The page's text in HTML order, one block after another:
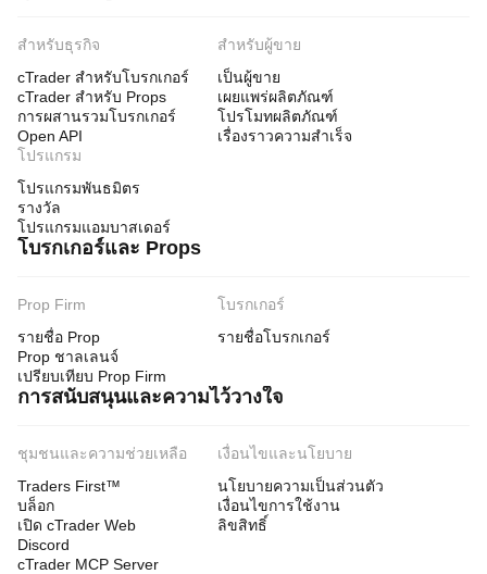
สำหรับธุรกิจ
cTrader สำหรับโบรกเกอร์
cTrader สำหรับ Props
การผสานรวมโบรกเกอร์
Open API
สำหรับผู้ขาย
เป็นผู้ขาย
เผยแพร่ผลิตภัณฑ์
โปรโมทผลิตภัณฑ์
เรื่องราวความสำเร็จ
โปรแกรม
โปรแกรมพันธมิตร
รางวัล
โปรแกรมแอมบาสเดอร์
โบรกเกอร์และ Props
Prop Firm
รายชื่อ Prop
Prop ชาลเลนจ์
เปรียบเทียบ Prop Firm
โบรกเกอร์
รายชื่อโบรกเกอร์
การสนับสนุนและความไว้วางใจ
ชุมชนและความช่วยเหลือ
Traders First™
บล็อก
เปิด cTrader Web
Discord
cTrader MCP Server
เงื่อนไขและนโยบาย
นโยบายความเป็นส่วนตัว
เงื่อนไขการใช้งาน
ลิขสิทธิ์